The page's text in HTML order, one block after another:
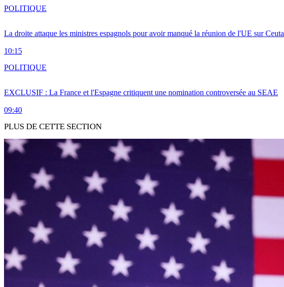
La droite attaque les ministres espagnols pour avoir manqué la réunion de l'UE sur Ceuta
10:15
POLITIQUE
EXCLUSIF : La France et l'Espagne critiquent une nomination controversée au SEAE
09:40
POLITIQUE
PLUS DE CETTE SECTION